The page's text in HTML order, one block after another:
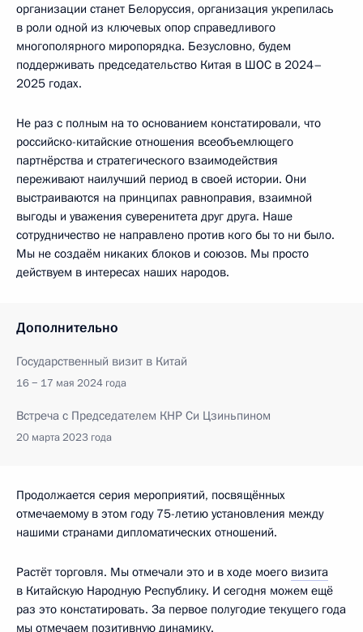
организации станет Белоруссия, организация укрепилась
в роли одной из ключевых опор справедливого
многополярного миропорядка. Безусловно, будем
поддерживать председательство Китая в ШОС в 2024–
2025 годах.
Не раз с полным на то основанием констатировали, что
российско-китайские отношения всеобъемлющего
партнёрства и стратегического взаимодействия
переживают наилучший период в своей истории. Они
выстраиваются на принципах равноправия, взаимной
выгоды и уважения суверенитета друг друга. Наше
сотрудничество не направлено против кого бы то ни было.
Мы не создаём никаких блоков и союзов. Мы просто
действуем в интересах наших народов.
Дополнительно
Государственный визит в Китай
16 − 17 мая 2024 года
Встреча с Председателем КНР Си Цзиньпином
20 марта 2023 года
Продолжается серия мероприятий, посвящённых
отмечаемому в этом году 75-летию установления между
нашими странами дипломатических отношений.
Растёт торговля. Мы отмечали это и в ходе моего визита
в Китайскую Народную Республику. И сегодня можем ещё
раз это констатировать. За первое полугодие текущего года
мы отмечаем позитивную динамику.